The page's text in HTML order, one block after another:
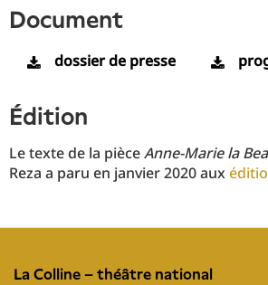
document
dossier de presse
édition
Le texte de la pièceAnne-Marie la
Reza a paru en janvier 2020 aux
La Colline – théâtre national